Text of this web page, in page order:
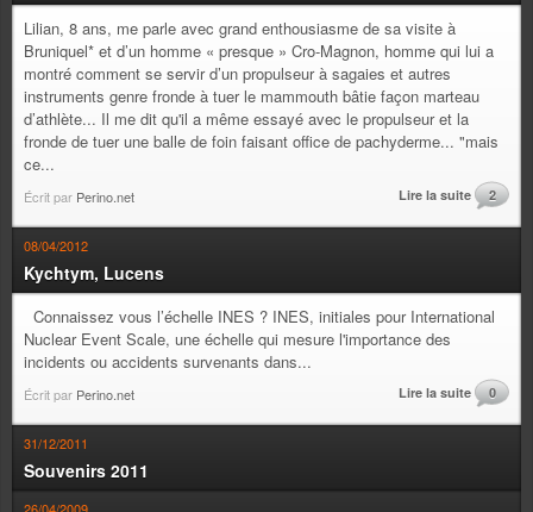
Lilian, 8 ans, me parle avec grand enthousiasme de sa visite à
Bruniquel* et d’un homme « presque » Cro-Magnon, homme qui lui a
montré comment se servir d’un propulseur à sagaies et autres
instruments genre fronde à tuer le mammouth bâtie façon marteau
d’athlète... Il me dit qu'il a même essayé avec le propulseur et la
fronde de tuer une balle de foin faisant office de pachyderme... "mais
ce...
Écrit par Perino.net Lire la suite 2
08/04/2012
Kychtym, Lucens
Connaissez vous l’échelle INES ? INES, initiales pour International
Nuclear Event Scale, une échelle qui mesure l'importance des
incidents ou accidents survenants dans...
Écrit par Perino.net Lire la suite 0
31/12/2011
Souvenirs 2011